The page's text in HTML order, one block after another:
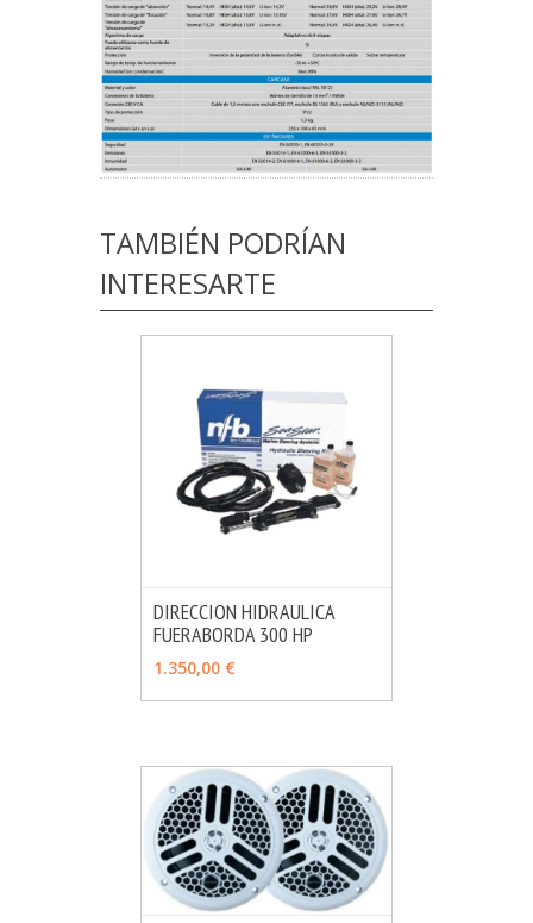
TAMBIÉN PODRÍAN
INTERESARTE
VER OPCIONES
DIRECCION HIDRAULICA
FUERABORDA 300 HP
1.350,00 €